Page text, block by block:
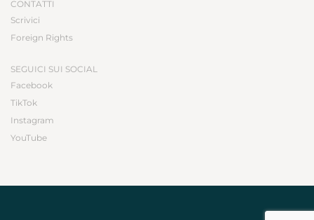
CONTATTI
Scrivici
Foreign Rights
SEGUICI SUI SOCIAL
Facebook
TikTok
Instagram
YouTube